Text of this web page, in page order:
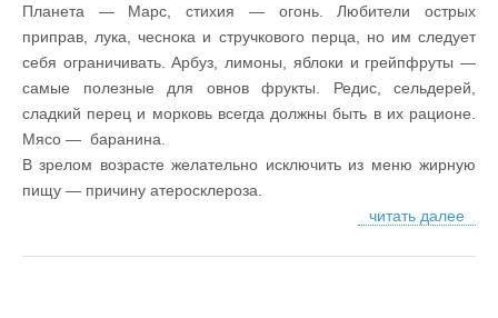
Планета — Марс, стихия — огонь. Любители острых
приправ, лука, чеснока и стручкового перца, но им следует
себя ограничивать. Арбуз, лимоны, яблоки и грейпфруты —
самые полезные для овнов фрукты. Редис, сельдерей,
сладкий перец и морковь всегда должны быть в их рационе.
Мясо — баранина.
В зрелом возрасте желательно исключить из меню жирную
пищу — причину атеросклероза.
читать далее